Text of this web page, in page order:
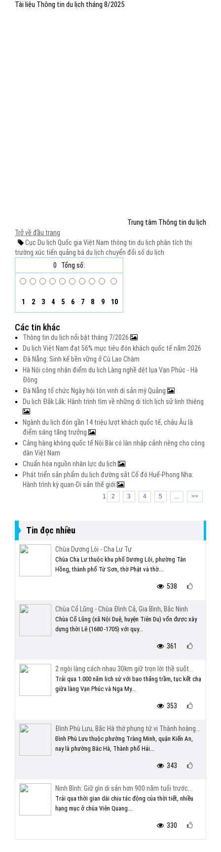
Tài liệu Thông tin du lịch tháng 8/2025
Trung tâm Thông tin du lịch
Trở về đầu trang
Cục Du lịch Quốc gia Việt Nam thông tin du lịch phân tích thị
trường xúc tiến quảng bá du lịch chuyển đổi số du lịch
0
Tổng số:
1 2 3 4 5 6 7 8 9 10
Các tin khác
Thông tin du lịch nổi bật tháng 7/2026
Du lịch Việt Nam đạt 56% mục tiêu đón khách quốc tế năm 2026
Đà Nẵng: Sinh kế bền vững ở Cù Lao Chàm
Hà Nội công nhận điểm du lịch Làng nghề dệt lụa Vạn Phúc - Hà
Đông
Đà Nẵng tổ chức Ngày hội tôn vinh di sản mỳ Quảng
Du lịch Đắk Lắk: Hành trình tìm về những di tích lịch sử linh thiêng
Ngành du lịch đón gần 14 triệu lượt khách quốc tế, châu Âu là
điểm sáng tăng trưởng
Cảng hàng không quốc tế Nội Bài có làn nhập cảnh riêng cho công
dân Việt Nam
Chuẩn hóa nguồn nhân lực du lịch
Phát triển sản phẩm du lịch đường sắt Cố đô Huế-Phong Nha:
Hành trình kỳ quan-Di sản thế giới
1 2 3 4 5 ... >>
Tin đọc nhiều
Chùa Dương Lôi - Cha Lư Tự
Chùa Cha Lư thuộc khu phố Dương Lôi, phường Tân
Hồng, thành phố Từ Sơn, thờ Phật và thờ...
538
Chùa Cổ Lũng - Chùa Đình Cả, Gia Bình, Bắc Ninh
Chùa Cổ Lũng (xã Nội Duệ, huyện Tiên Du) vốn được xây
dựng thời Lê (1680 -1705) với quy...
361
2 ngôi làng cách nhau 30km giữ trọn lời thề suốt...
Trải qua 1.000 năm lịch sử với bao thăng trầm, tục kết chạ
giữa làng Vạn Phúc và Nga My...
353
Đình Phù Lưu, Bắc Hà thờ phụng tứ vị Thành hoàng...
Đình Phù Lưu thuộc phường Tràng Minh, quận Kiến An,
nay là phường Bắc Hà, Thành phố Hải...
343
Ninh Bình: Giữ gìn di sản hơn 900 năm tuổi trước...
Trải qua thời gian dài chịu tác động của thời tiết, nhiều
hạng mục ở chùa Viên Quang...
330